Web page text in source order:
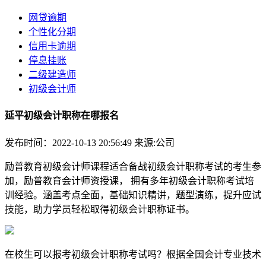
网贷逾期
个性化分期
信用卡逾期
停息挂账
二级建造师
初级会计师
延平初级会计职称在哪报名
发布时间：2022-10-13 20:56:49 来源:公司
励普教育初级会计师课程适合备战初级会计职称考试的考生参
加，励普教育会计师资授课， 拥有多年初级会计职称考试培
训经验。涵盖考点全面，基础知识精讲，题型演练，提升应试
技能，助力学员轻松取得初级会计职称证书。
在校生可以报考初级会计职称考试吗？根据全国会计专业技术